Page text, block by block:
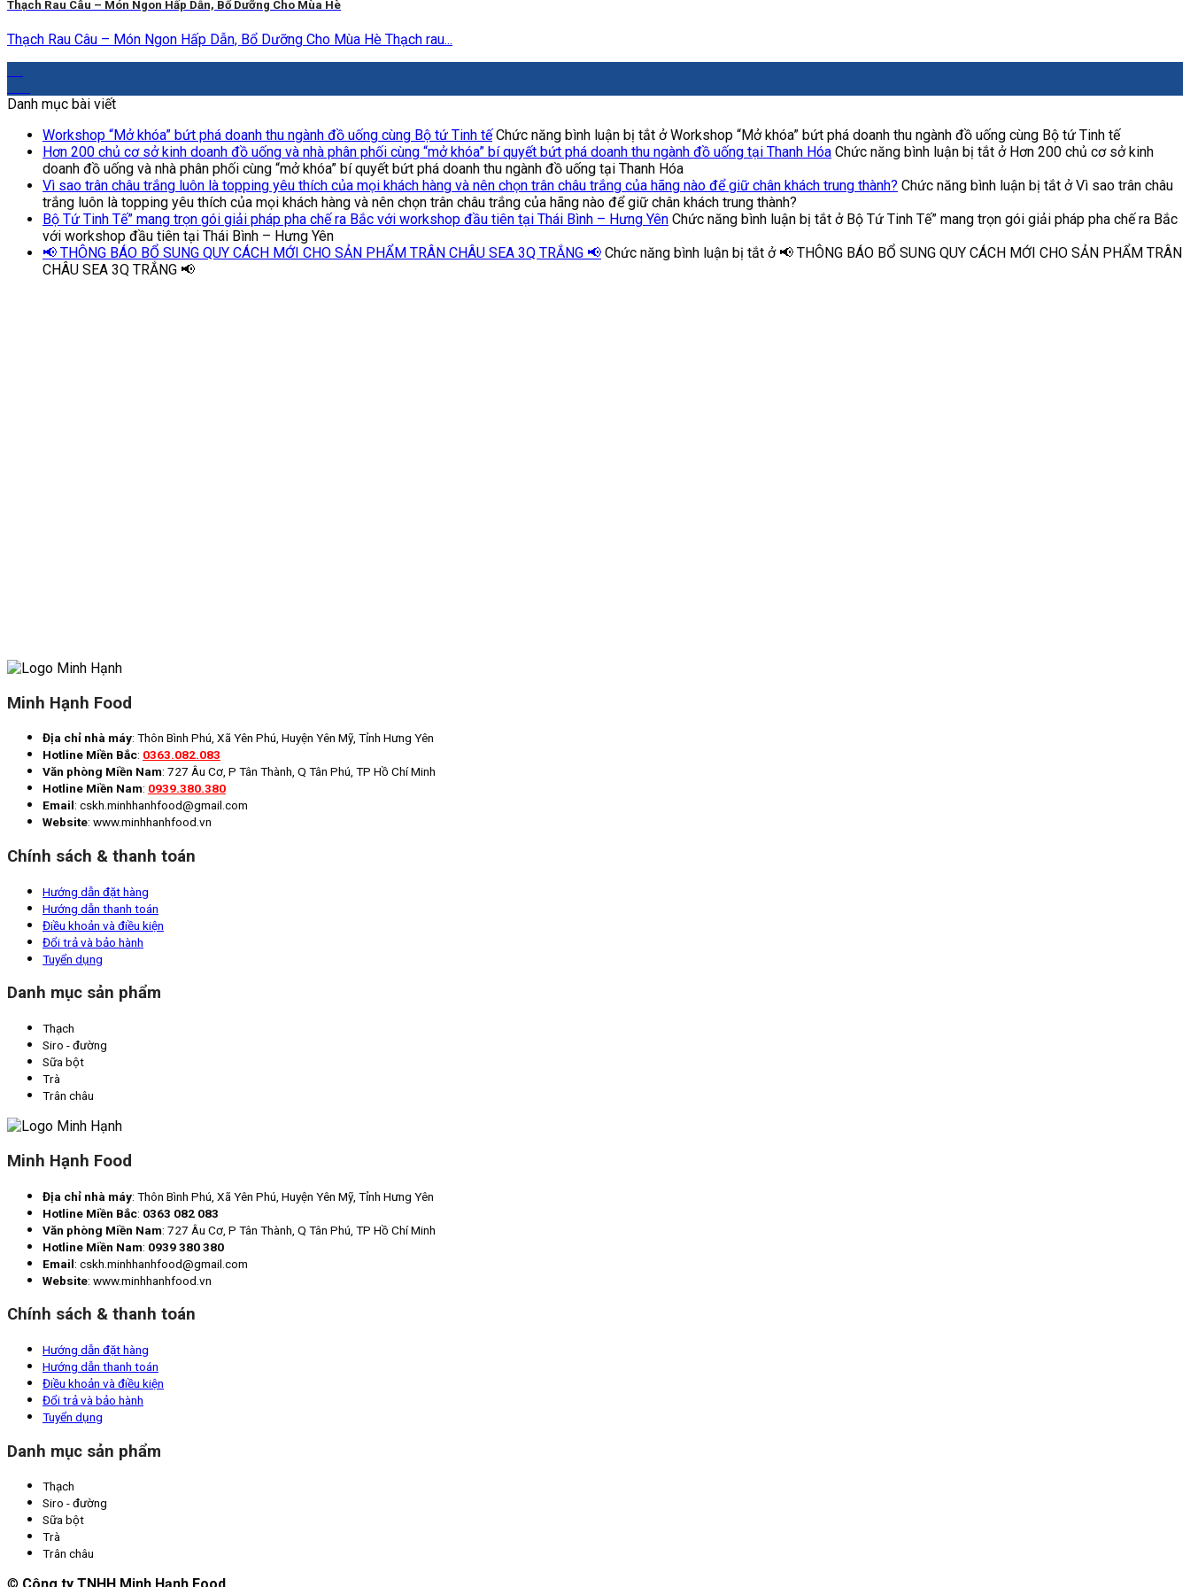
Thạch Rau Câu – Món Ngon Hấp Dẫn, Bổ Dưỡng Cho Mùa Hè
Thạch Rau Câu – Món Ngon Hấp Dẫn, Bổ Dưỡng Cho Mùa Hè Thạch rau...
Danh mục bài viết
Workshop “Mở khóa” bứt phá doanh thu ngành đồ uống cùng Bộ tứ Tinh tế Chức năng bình luận bị tắt ở Workshop “Mở khóa” bứt phá doanh thu ngành đồ uống cùng Bộ tứ Tinh tế
Hơn 200 chủ cơ sở kinh doanh đồ uống và nhà phân phối cùng “mở khóa” bí quyết bứt phá doanh thu ngành đồ uống tại Thanh Hóa Chức năng bình luận bị tắt ở Hơn 200 chủ cơ sở kinh
doanh đồ uống và nhà phân phối cùng “mở khóa” bí quyết bứt phá doanh thu ngành đồ uống tại Thanh Hóa
Vì sao trân châu trắng luôn là topping yêu thích của mọi khách hàng và nên chọn trân châu trắng của hãng nào để giữ chân khách trung thành? Chức năng bình luận bị tắt ở Vì sao trân châu
trắng luôn là topping yêu thích của mọi khách hàng và nên chọn trân châu trắng của hãng nào để giữ chân khách trung thành?
Bộ Tứ Tinh Tế” mang trọn gói giải pháp pha chế ra Bắc với workshop đầu tiên tại Thái Bình – Hưng Yên Chức năng bình luận bị tắt ở Bộ Tứ Tinh Tế” mang trọn gói giải pháp pha chế ra Bắc
với workshop đầu tiên tại Thái Bình – Hưng Yên
📢 THÔNG BÁO BỔ SUNG QUY CÁCH MỚI CHO SẢN PHẨM TRÂN CHÂU SEA 3Q TRẮNG 📢 Chức năng bình luận bị tắt ở 📢 THÔNG BÁO BỔ SUNG QUY CÁCH MỚI CHO SẢN PHẨM TRÂN
CHÂU SEA 3Q TRẮNG 📢
Minh Hạnh Food
Địa chỉ nhà máy: Thôn Bình Phú, Xã Yên Phú, Huyện Yên Mỹ, Tỉnh Hưng Yên
Hotline Miền Bắc: 0363.082.083
Văn phòng Miền Nam: 727 Âu Cơ, P Tân Thành, Q Tân Phú, TP Hồ Chí Minh
Hotline Miền Nam: 0939.380.380
Email: cskh.minhhanhfood@gmail.com
Website: www.minhhanhfood.vn
Chính sách & thanh toán
Hướng dẫn đặt hàng
Hướng dẫn thanh toán
Điều khoản và điều kiện
Đổi trả và bảo hành
Tuyển dụng
Danh mục sản phẩm
Thạch
Siro - đường
Sữa bột
Trà
Trân châu
Minh Hạnh Food
Địa chỉ nhà máy: Thôn Bình Phú, Xã Yên Phú, Huyện Yên Mỹ, Tỉnh Hưng Yên
Hotline Miền Bắc: 0363 082 083
Văn phòng Miền Nam: 727 Âu Cơ, P Tân Thành, Q Tân Phú, TP Hồ Chí Minh
Hotline Miền Nam: 0939 380 380
Email: cskh.minhhanhfood@gmail.com
Website: www.minhhanhfood.vn
Chính sách & thanh toán
Hướng dẫn đặt hàng
Hướng dẫn thanh toán
Điều khoản và điều kiện
Đổi trả và bảo hành
Tuyển dụng
Danh mục sản phẩm
Thạch
Siro - đường
Sữa bột
Trà
Trân châu